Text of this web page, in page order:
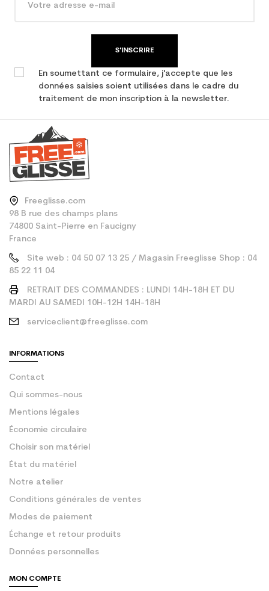
S'INSCRIRE
En soumettant ce formulaire, j'accepte que les
données saisies soient utilisées dans le cadre du
traitement de mon inscription à la newsletter.
Freeglisse.com
98 B rue des champs plans
74800 Saint-Pierre en Faucigny
France
Site web : 04 50 07 13 25 / Magasin Freeglisse Shop : 04
85 22 11 04
RETRAIT DES COMMANDES : LUNDI 14H-18H ET DU
MARDI AU SAMEDI 10H-12H 14H-18H
serviceclient@freeglisse.com
INFORMATIONS
Contact
Qui sommes-nous
Mentions légales
Économie circulaire
Choisir son matériel
État du matériel
Notre atelier
Conditions générales de ventes
Modes de paiement
Échange et retour produits
Données personnelles
MON COMPTE